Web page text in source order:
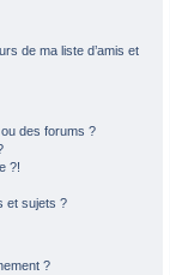
de ma liste d’amis et
des forums ?
?!
et sujets ?
?